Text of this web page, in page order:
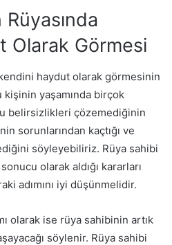
Olarak Görmesi
haydut olarak görmesinin
kişinin yaşamında birçok
belirsizlikleri çözemediğinin
sorunlarından kaçtığı ve
söyleyebiliriz. Rüya sahibi
olarak aldığı kararları
adımını iyi düşünmelidir.
olarak ise rüya sahibinin artık
söylenir. Rüya sahibi